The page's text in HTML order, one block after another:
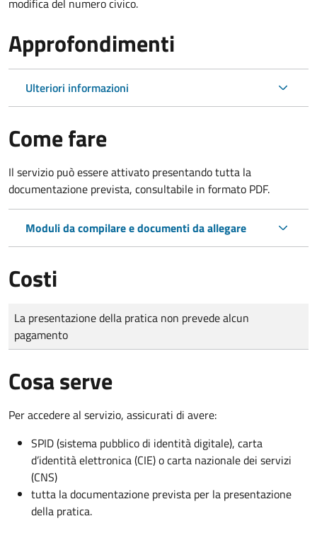
Approfondimenti
Ulteriori informazioni
Come fare
Il servizio può essere attivato presentando tutta la
documentazione prevista, consultabile in formato PDF.
Moduli da compilare e documenti da allegare
Costi
Tipo di pagamento
Importo
La presentazione della pratica non prevede alcun
pagamento
Cosa serve
Per accedere al servizio, assicurati di avere:
SPID (sistema pubblico di identità digitale), carta
d’identità elettronica (CIE) o carta nazionale dei servizi
(CNS)
tutta la documentazione prevista per la presentazione
della pratica.